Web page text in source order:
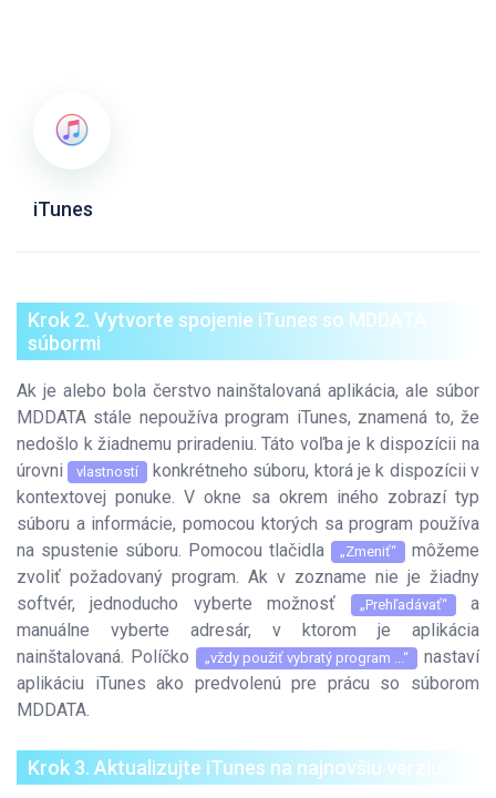
iTunes
Krok 2. Vytvorte spojenie iTunes so MDDATA
súbormi
Ak je alebo bola čerstvo nainštalovaná aplikácia, ale súbor
MDDATA stále nepoužíva program iTunes, znamená to, že
nedošlo k žiadnemu priradeniu. Táto voľba je k dispozícii na
úrovni vlastností
konkrétneho súboru, ktorá je k dispozícii v
kontextovej ponuke. V okne sa okrem iného zobrazí typ
súboru a informácie, pomocou ktorých sa program používa
na spustenie súboru. Pomocou tlačidla
„Zmeniť“
môžeme
zvoliť požadovaný program. Ak v zozname nie je žiadny
softvér, jednoducho vyberte možnosť
„Prehľadávať“ a
manuálne vyberte adresár, v ktorom je aplikácia
nainštalovaná. Políčko
„vždy použiť vybratý program ...“
nastaví
aplikáciu iTunes ako predvolenú pre prácu so súborom
MDDATA.
Krok 3. Aktualizujte iTunes na najnovšiu verziu